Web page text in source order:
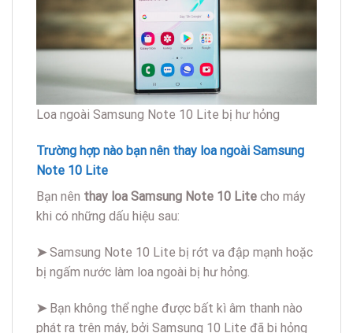
Loa ngoài Samsung Note 10 Lite bị hư hỏng
Trường hợp nào bạn nên thay loa ngoài Samsung
Note 10 Lite
Bạn nên thay loa Samsung Note 10 Lite cho máy
khi có những dấu hiệu sau:
➤Samsung Note 10 Lite bị rớt va đập mạnh hoặc
bị ngấm nước làm loa ngoài bị hư hỏng.
➤ Bạn không thể nghe được bất kì âm thanh nào
phát ra trên máy, bởi Samsung 10 Lite đã bị hỏng